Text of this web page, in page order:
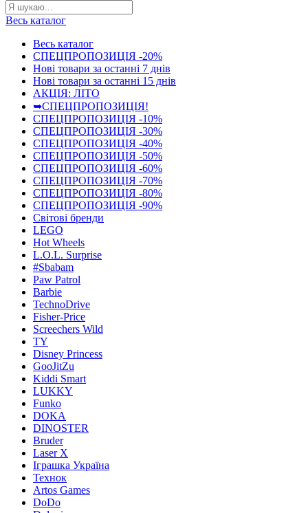
Весь каталог
Весь каталог
СПЕЦПРОПОЗИЦІЯ -20%
Нові товари за останнi 7 днiв
Нові товари за останнi 15 днiв
АКЦІЯ: ЛІТО
➥СПЕЦПРОПОЗИЦІЯ!
СПЕЦПРОПОЗИЦІЯ -10%
СПЕЦПРОПОЗИЦІЯ -30%
СПЕЦПРОПОЗИЦІЯ -40%
СПЕЦПРОПОЗИЦІЯ -50%
СПЕЦПРОПОЗИЦІЯ -60%
СПЕЦПРОПОЗИЦІЯ -70%
СПЕЦПРОПОЗИЦІЯ -80%
СПЕЦПРОПОЗИЦІЯ -90%
Світові бренди
LEGO
Hot Wheels
L.O.L. Surprise
#Sbabam
Paw Patrol
Barbie
TechnoDrive
Fisher-Price
Screechers Wild
TY
Disney Princess
GooJitZu
Kiddi Smart
LUKKY
Funko
DOKA
DINOSTER
Bruder
Laser X
Іграшка Україна
Технок
Artos Games
DoDo